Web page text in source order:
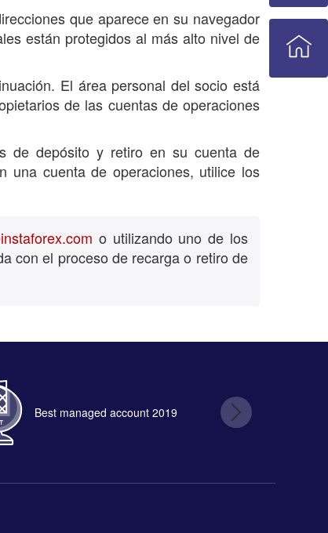
que aparece en su navegador
están protegidos al más alto nivel de
El área personal del socio está
de las cuentas de operaciones
de depósito y retiro en su cuenta de
una cuenta de operaciones, utilice los
o utilizando uno de los
con el proceso de recarga o retiro de
Best managed account 2019